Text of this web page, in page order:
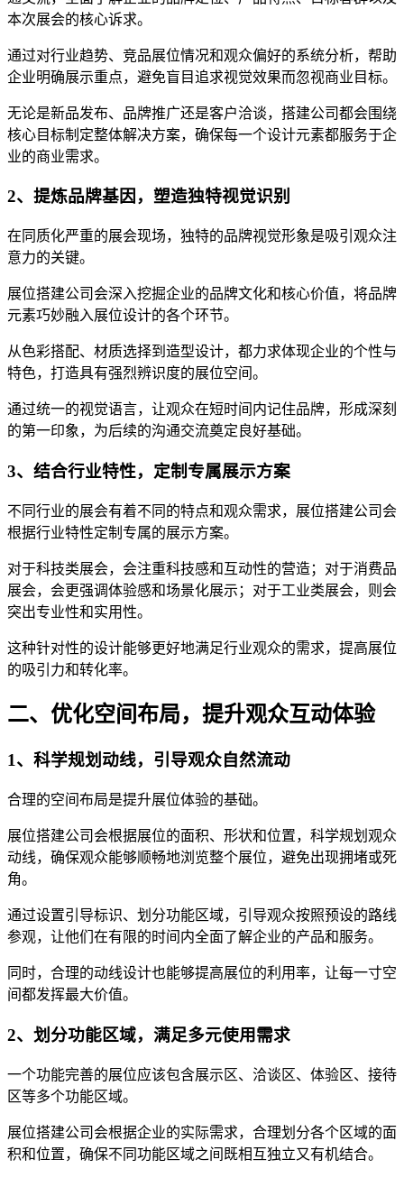
本次展会的核心诉求。
通过对行业趋势、竞品展位情况和观众偏好的系统分析，帮助
企业明确展示重点，避免盲目追求视觉效果而忽视商业目标。
无论是新品发布、品牌推广还是客户洽谈，搭建公司都会围绕
核心目标制定整体解决方案，确保每一个设计元素都服务于企
业的商业需求。
2、提炼品牌基因，塑造独特视觉识别
在同质化严重的展会现场，独特的品牌视觉形象是吸引观众注
意力的关键。
展位搭建公司会深入挖掘企业的品牌文化和核心价值，将品牌
元素巧妙融入展位设计的各个环节。
从色彩搭配、材质选择到造型设计，都力求体现企业的个性与
特色，打造具有强烈辨识度的展位空间。
通过统一的视觉语言，让观众在短时间内记住品牌，形成深刻
的第一印象，为后续的沟通交流奠定良好基础。
3、结合行业特性，定制专属展示方案
不同行业的展会有着不同的特点和观众需求，展位搭建公司会
根据行业特性定制专属的展示方案。
对于科技类展会，会注重科技感和互动性的营造；对于消费品
展会，会更强调体验感和场景化展示；对于工业类展会，则会
突出专业性和实用性。
这种针对性的设计能够更好地满足行业观众的需求，提高展位
的吸引力和转化率。
二、优化空间布局，提升观众互动体验
1、科学规划动线，引导观众自然流动
合理的空间布局是提升展位体验的基础。
展位搭建公司会根据展位的面积、形状和位置，科学规划观众
动线，确保观众能够顺畅地浏览整个展位，避免出现拥堵或死
角。
通过设置引导标识、划分功能区域，引导观众按照预设的路线
参观，让他们在有限的时间内全面了解企业的产品和服务。
同时，合理的动线设计也能够提高展位的利用率，让每一寸空
间都发挥最大价值。
2、划分功能区域，满足多元使用需求
一个功能完善的展位应该包含展示区、洽谈区、体验区、接待
区等多个功能区域。
展位搭建公司会根据企业的实际需求，合理划分各个区域的面
积和位置，确保不同功能区域之间既相互独立又有机结合。